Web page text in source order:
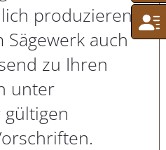
produzieren
auch
zu Ihren
unter